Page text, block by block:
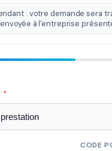
: votre demande sera
à l'entreprise
*
CODE